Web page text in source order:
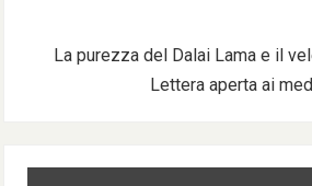
La purezza del Dalai Lama e il
Lettera aperta ai